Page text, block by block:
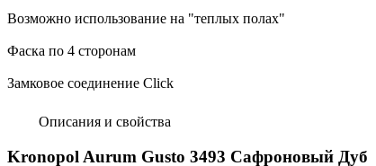
Возможно использование на "теплых полах"
Фаска по 4 сторонам
Замковое соединение Click
Описания и свойства
Kronopol Aurum Gusto 3493 Сафроновый Дуб